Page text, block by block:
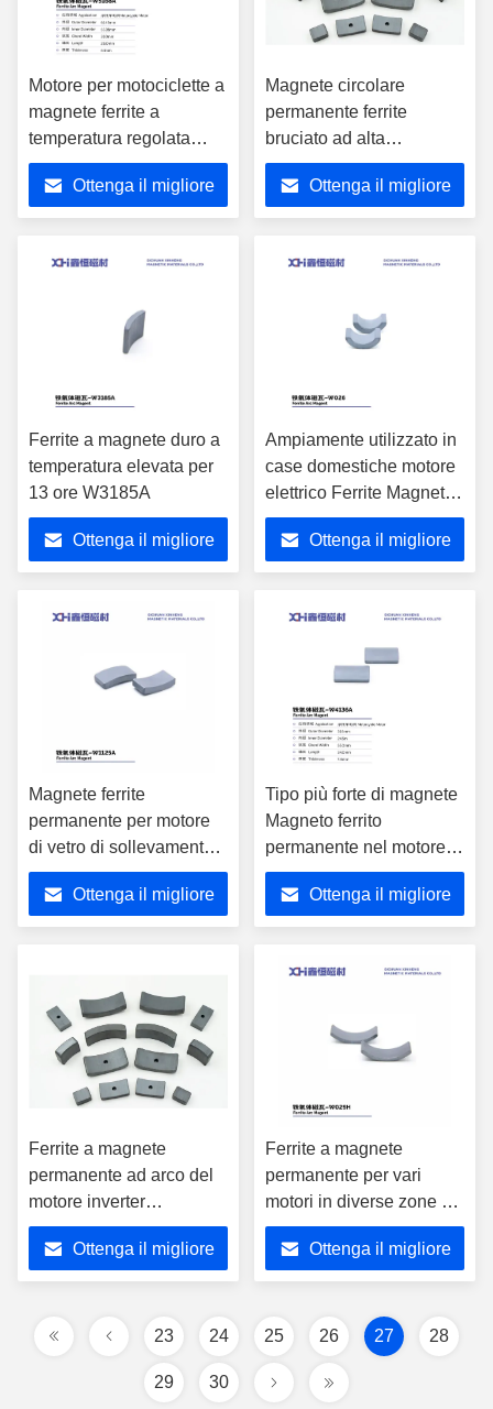
Motore per motociclette a
magnete ferrite a
temperatura regolata
automatica W5168A
Ottenga il migliore
Magnete circolare
permanente ferrite
bruciato ad alta
temperatura per 13 ore
per il motore del
ventilatore W1125A
Ottenga il migliore
Ferrite a magnete duro a
temperatura elevata per
13 ore W3185A
Ottenga il migliore
Ampiamente utilizzato in
case domestiche motore
elettrico Ferrite Magnetic
Tile W026
Ottenga il migliore
Magnete ferrite
permanente per motore
di vetro di sollevamento
per automobili W125
Ottenga il migliore
Tipo più forte di magnete
Magneto ferrito
permanente nel motore di
moto W4136A
Ottenga il migliore
Ferrite a magnete
permanente ad arco del
motore inverter
personalizzate per
disegni del cliente
Ottenga il migliore
Ferrite a magnete
permanente per vari
motori in diverse zone di
temperatura W029H
Ottenga il migliore
23 24 25 26 27 28
29 30